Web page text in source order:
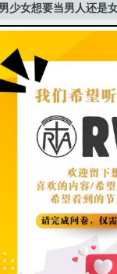
少女想要当男人还是
CONNECTED WITH US!
FOOTER
Contact Us